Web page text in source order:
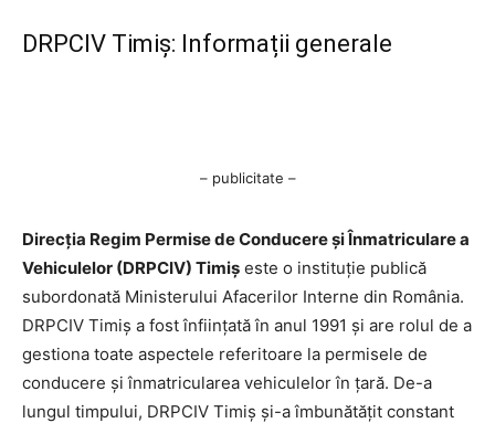
DRPCIV Timiș: Informații generale
– publicitate –
Direcția Regim Permise de Conducere și Înmatriculare a
Vehiculelor (DRPCIV) Timiș este o instituție publică
subordonată Ministerului Afacerilor Interne din România.
DRPCIV Timiș a fost înființată în anul 1991 și are rolul de a
gestiona toate aspectele referitoare la permisele de
conducere și înmatricularea vehiculelor în țară. De-a
lungul timpului, DRPCIV Timiș și-a îmbunătățit constant